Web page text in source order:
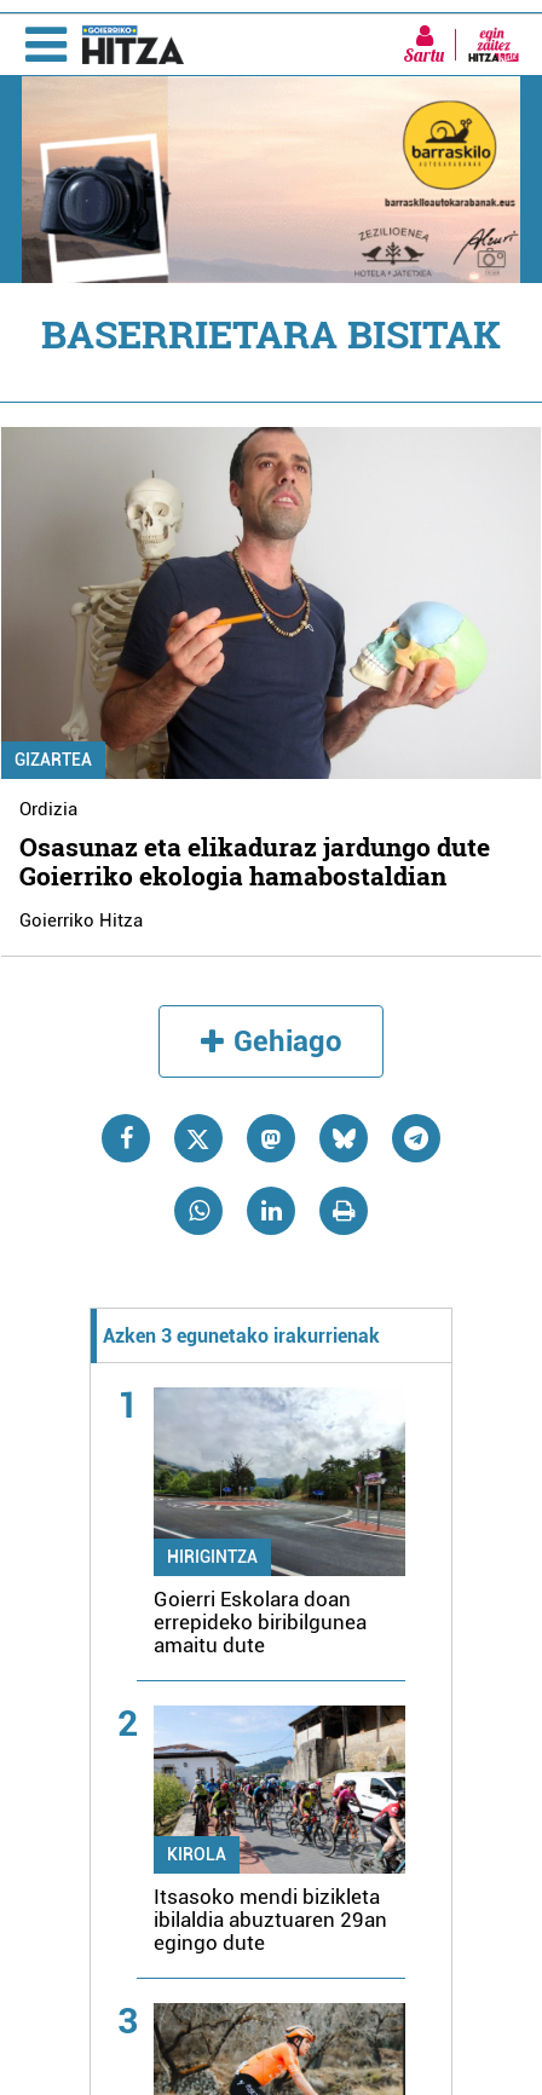
Sartu
BASERRIETARA BISITAK
GIZARTEA
Ordizia
Osasunaz eta elikaduraz jardungo dute
Goierriko ekologia hamabostaldian
Goierriko Hitza
Gehiago
Azken 3 egunetako irakurrienak
1
HIRIGINTZA
Goierri Eskolara doan
errepideko biribilgunea
amaitu dute
2
KIROLA
Itsasoko mendi bizikleta
ibilaldia abuztuaren 29an
egingo dute
3